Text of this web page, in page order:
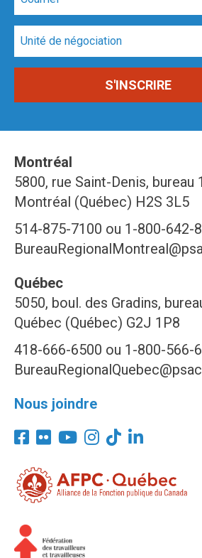
Montréal
5800, rue Saint-Denis, bureau
Montréal (Québec) H2S 3L5
514-875-7100 ou 1-800-642-
Québec
5050, boul. des Gradins,
Québec (Québec) G2J 1P8
418-666-6500 ou 1-800-566-
Nous joindre